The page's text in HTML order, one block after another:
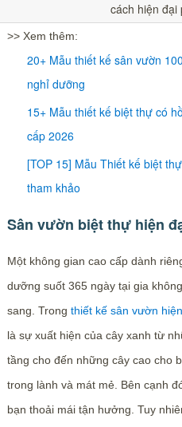
cách hiện đại
>> Xem thêm:
20+ Mẫu thiết kế sân vườn
nghỉ dưỡng
15+ Mẫu thiết kế biệt thự có
cấp 2026
[TOP 15] Mẫu Thiết kế biệt
tham khảo
Sân vườn biệt thự hiện
Một không gian cao cấp dành
dưỡng suốt 365 ngày tại gia
sang. Trong thiết kế sân vườn
là sự xuất hiện của cây xanh từ
tầng cho đến những cây cao cho
trong lành và mát mẻ. Bên cạnh
bạn thoải mái tận hưởng. Tuy